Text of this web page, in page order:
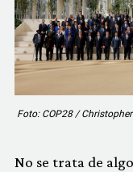
Foto: COP28 /
No se trata de